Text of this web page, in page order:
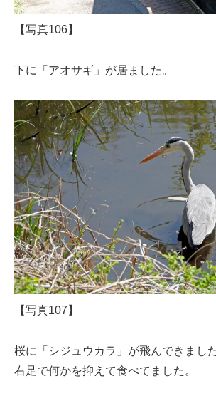
【写真106】
下に「アオサギ」が居ました。
【写真107】
桜に「シジュウカラ」が飛んできました
右足で何かを抑えて食べてました。